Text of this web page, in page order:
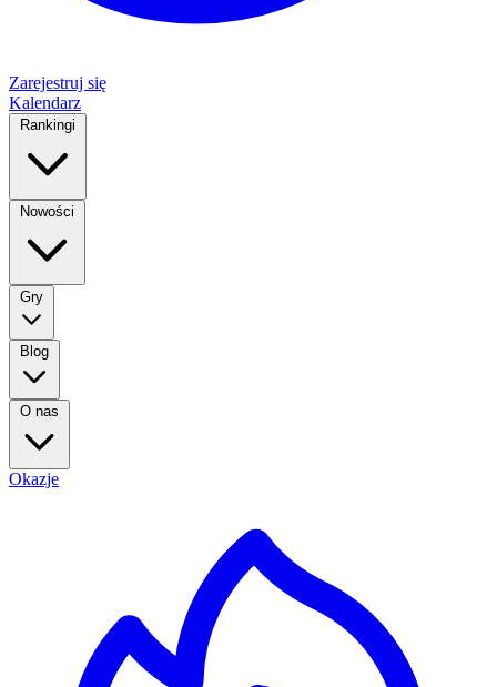
Zarejestruj się
Kalendarz
Rankingi
Nowości
Gry
Blog
O nas
Okazje